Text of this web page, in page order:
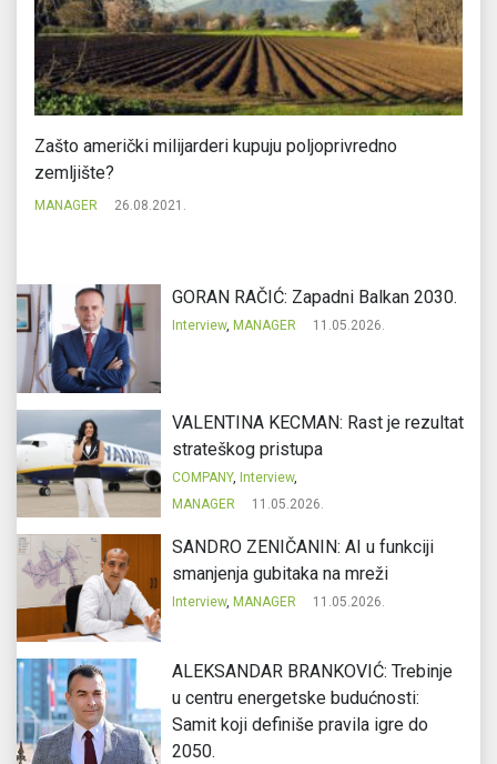
Zašto američki milijarderi kupuju poljoprivredno
zemljište?
MANAGER 26.08.2021.
GORAN RAČIĆ: Zapadni Balkan 2030.
Interview, MANAGER 11.05.2026.
VALENTINA KECMAN: Rast je rezultat
strateškog pristupa
COMPANY, Interview,
MANAGER
11.05.2026.
SANDRO ZENIČANIN: AI u funkciji
smanjenja gubitaka na mreži
Interview, MANAGER 11.05.2026.
ALEKSANDAR BRANKOVIĆ: Trebinje
u centru energetske budućnosti:
Samit koji definiše pravila igre do
2050.